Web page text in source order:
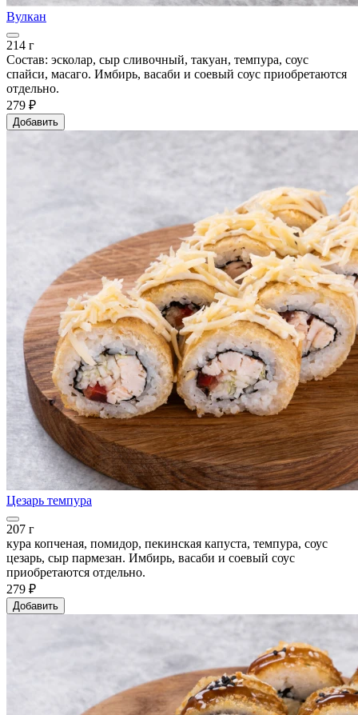
Вулкан
214 г
Состав: эсколар, сыр сливочный, такуан, темпура, соус
спайси, масаго. Имбирь, васаби и соевый соус приобретаются
отдельно.
279 ₽
Добавить
Цезарь темпура
207 г
кура копченая, помидор, пекинская капуста, темпура, соус
цезарь, сыр пармезан. Имбирь, васаби и соевый соус
приобретаются отдельно.
279 ₽
Добавить